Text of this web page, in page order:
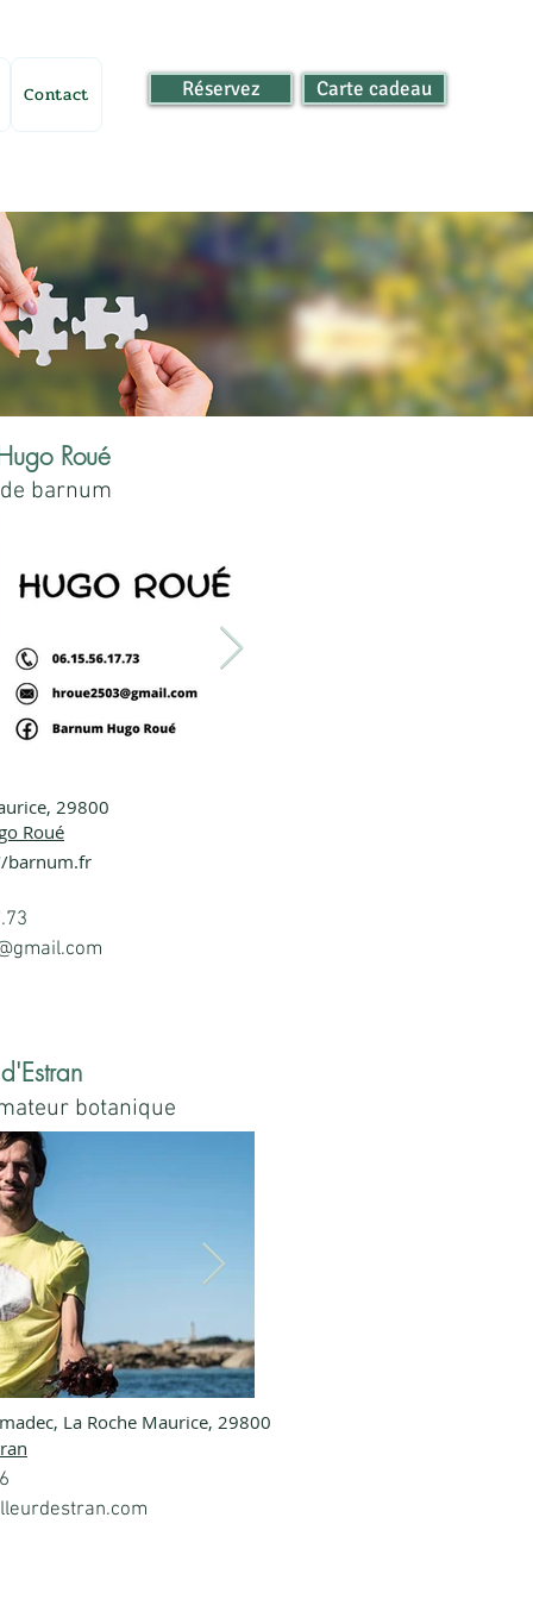
Contact Carte cadeau
Réservez
Roué
barnum
29800
barnum.fr
Roué
botanique
La Roche Maurice, 29800